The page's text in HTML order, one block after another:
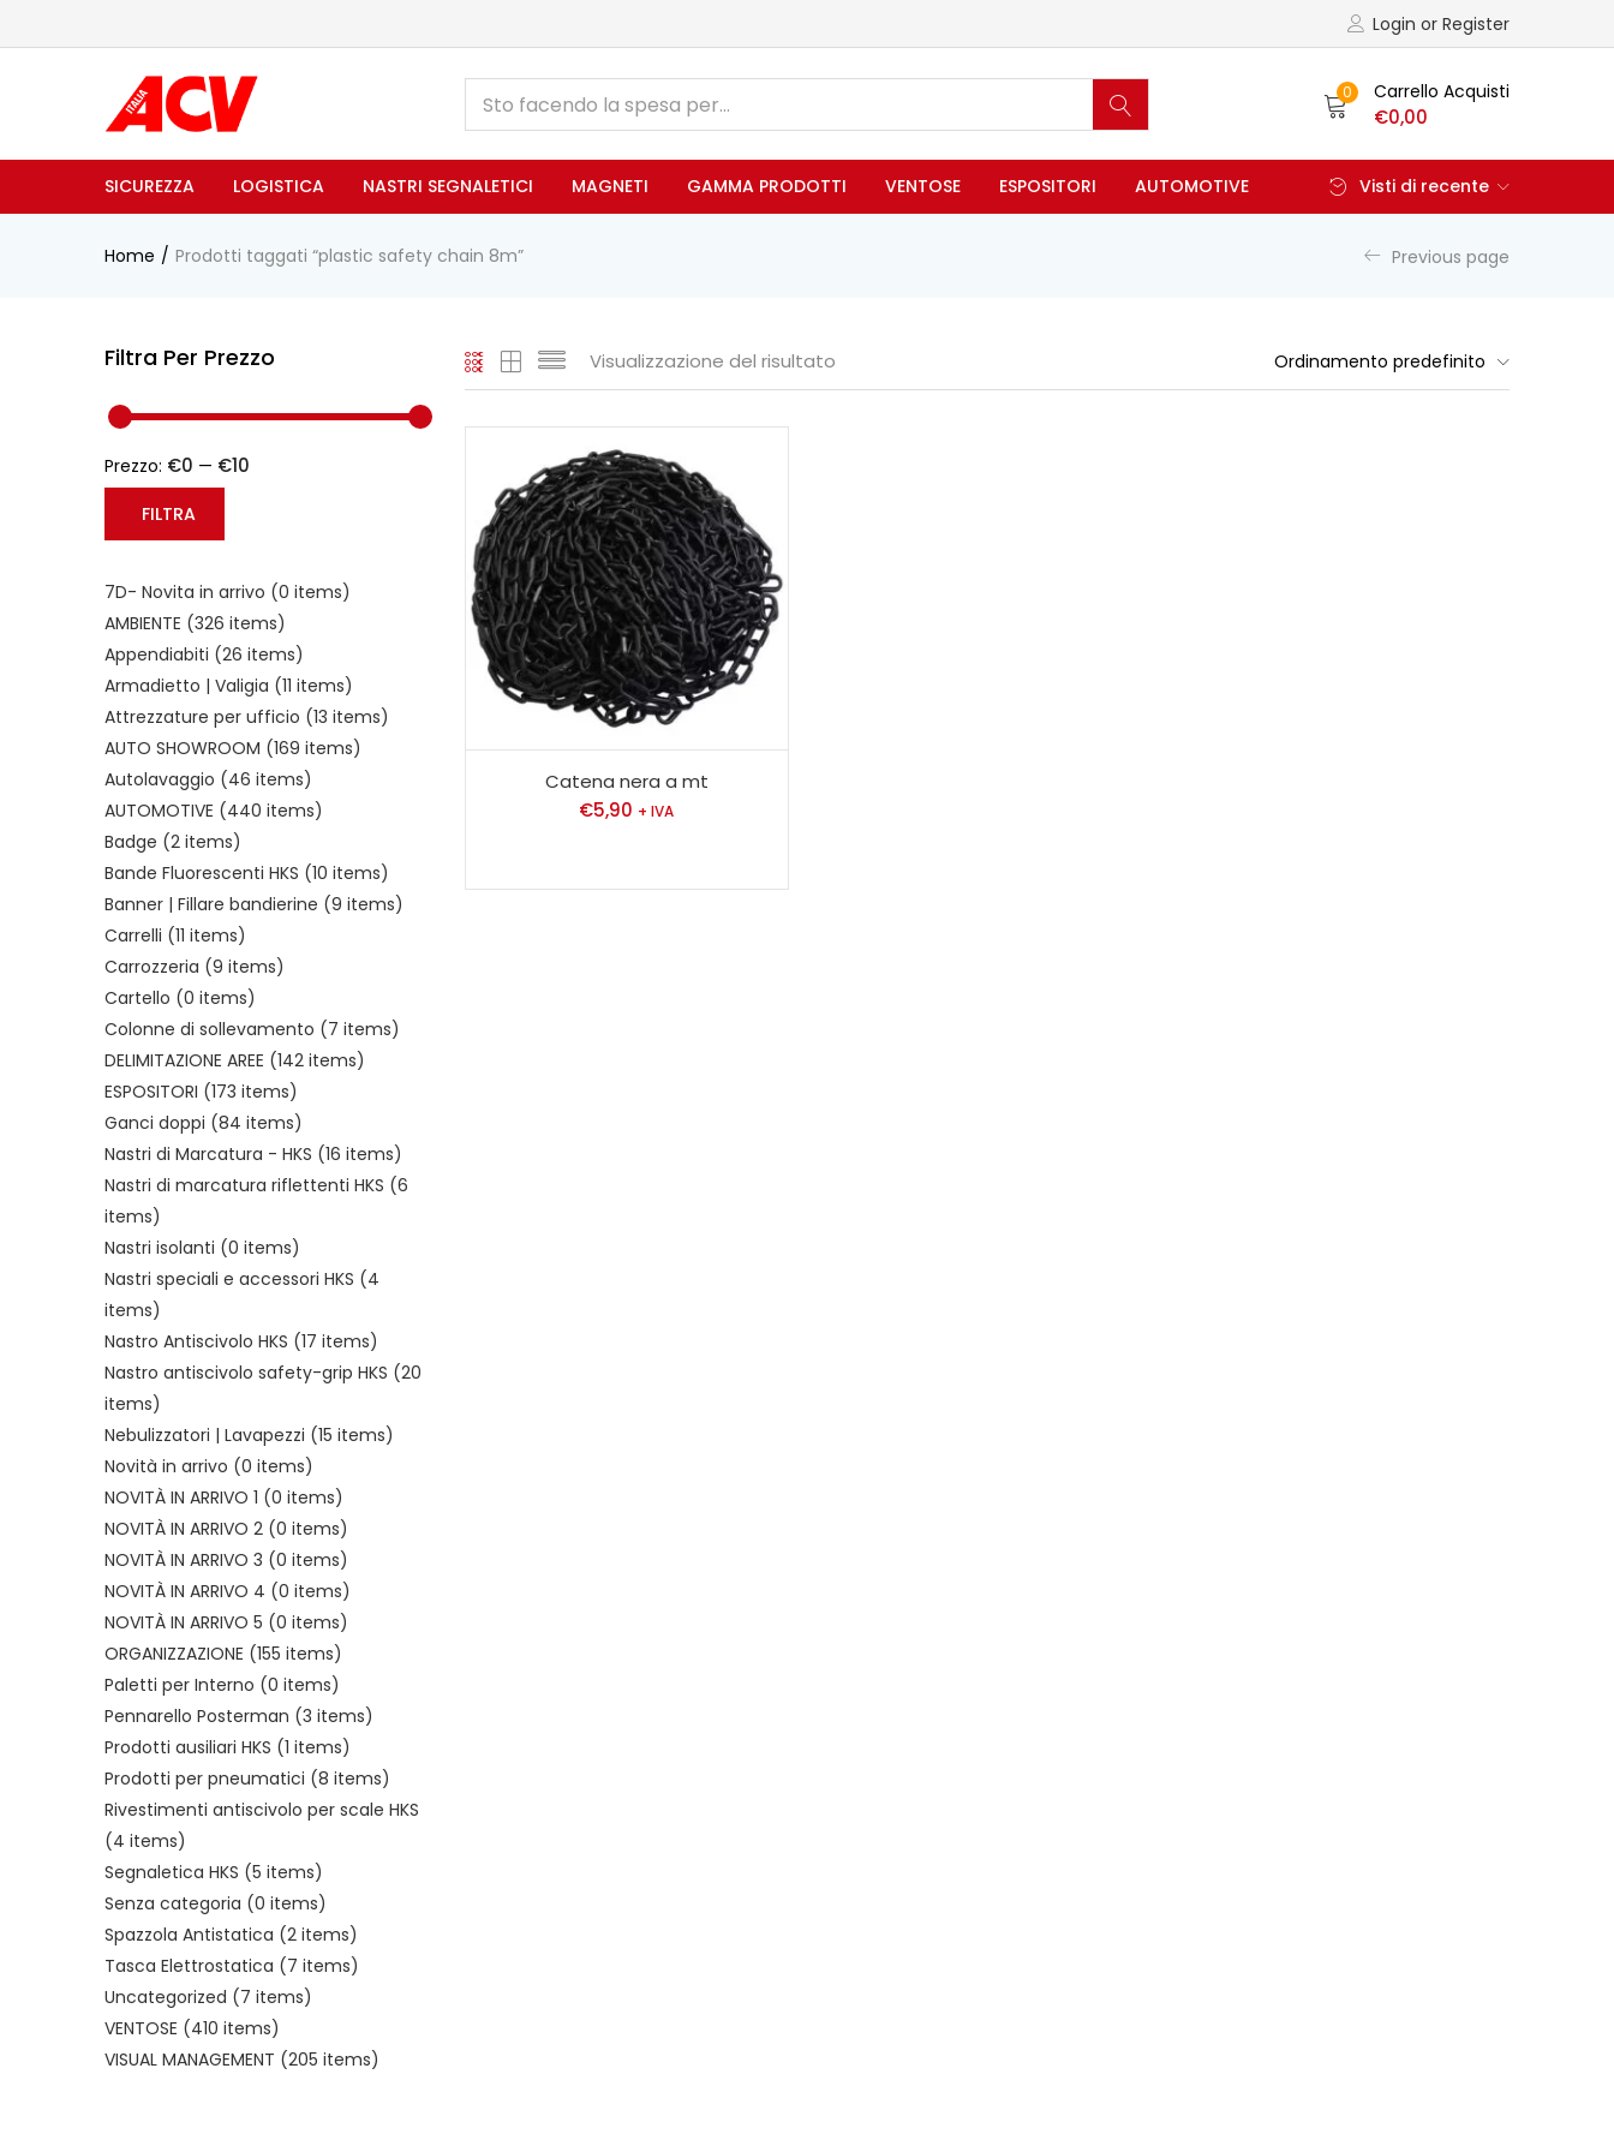
Login or Register
0 Carrello Acquisti
€0,00
SICUREZZA LOGISTICA NASTRI SEGNALETICI MAGNETI GAMMA PRODOTTI VENTOSE ESPOSITORI AUTOMOTIVE Visti di recente
Home Prodotti taggati “plastic safety chain 8m” Previous page
Visualizzazione del risultato Ordinamento predefinito
Catena nera a mt
€5,90 + IVA
Filtra Per Prezzo
FILTRA
Prezzo: €0 — €10
7D- Novita in arrivo (0 items)
AMBIENTE (326 items)
Appendiabiti (26 items)
Armadietto | Valigia (11 items)
Attrezzature per ufficio (13 items)
AUTO SHOWROOM (169 items)
Autolavaggio (46 items)
AUTOMOTIVE (440 items)
Badge (2 items)
Bande Fluorescenti HKS (10 items)
Banner | Fillare bandierine (9 items)
Carrelli (11 items)
Carrozzeria (9 items)
Cartello (0 items)
Colonne di sollevamento (7 items)
DELIMITAZIONE AREE (142 items)
ESPOSITORI (173 items)
Ganci doppi (84 items)
Nastri di Marcatura - HKS (16 items)
Nastri di marcatura riflettenti HKS (6
items)
Nastri isolanti (0 items)
Nastri speciali e accessori HKS (4
items)
Nastro Antiscivolo HKS (17 items)
Nastro antiscivolo safety-grip HKS (20
items)
Nebulizzatori | Lavapezzi (15 items)
Novità in arrivo (0 items)
NOVITÀ IN ARRIVO 1 (0 items)
NOVITÀ IN ARRIVO 2 (0 items)
NOVITÀ IN ARRIVO 3 (0 items)
NOVITÀ IN ARRIVO 4 (0 items)
NOVITÀ IN ARRIVO 5 (0 items)
ORGANIZZAZIONE (155 items)
Paletti per Interno (0 items)
Pennarello Posterman (3 items)
Prodotti ausiliari HKS (1 items)
Prodotti per pneumatici (8 items)
Rivestimenti antiscivolo per scale HKS
(4 items)
Segnaletica HKS (5 items)
Senza categoria (0 items)
Spazzola Antistatica (2 items)
Tasca Elettrostatica (7 items)
Uncategorized (7 items)
VENTOSE (410 items)
VISUAL MANAGEMENT (205 items)